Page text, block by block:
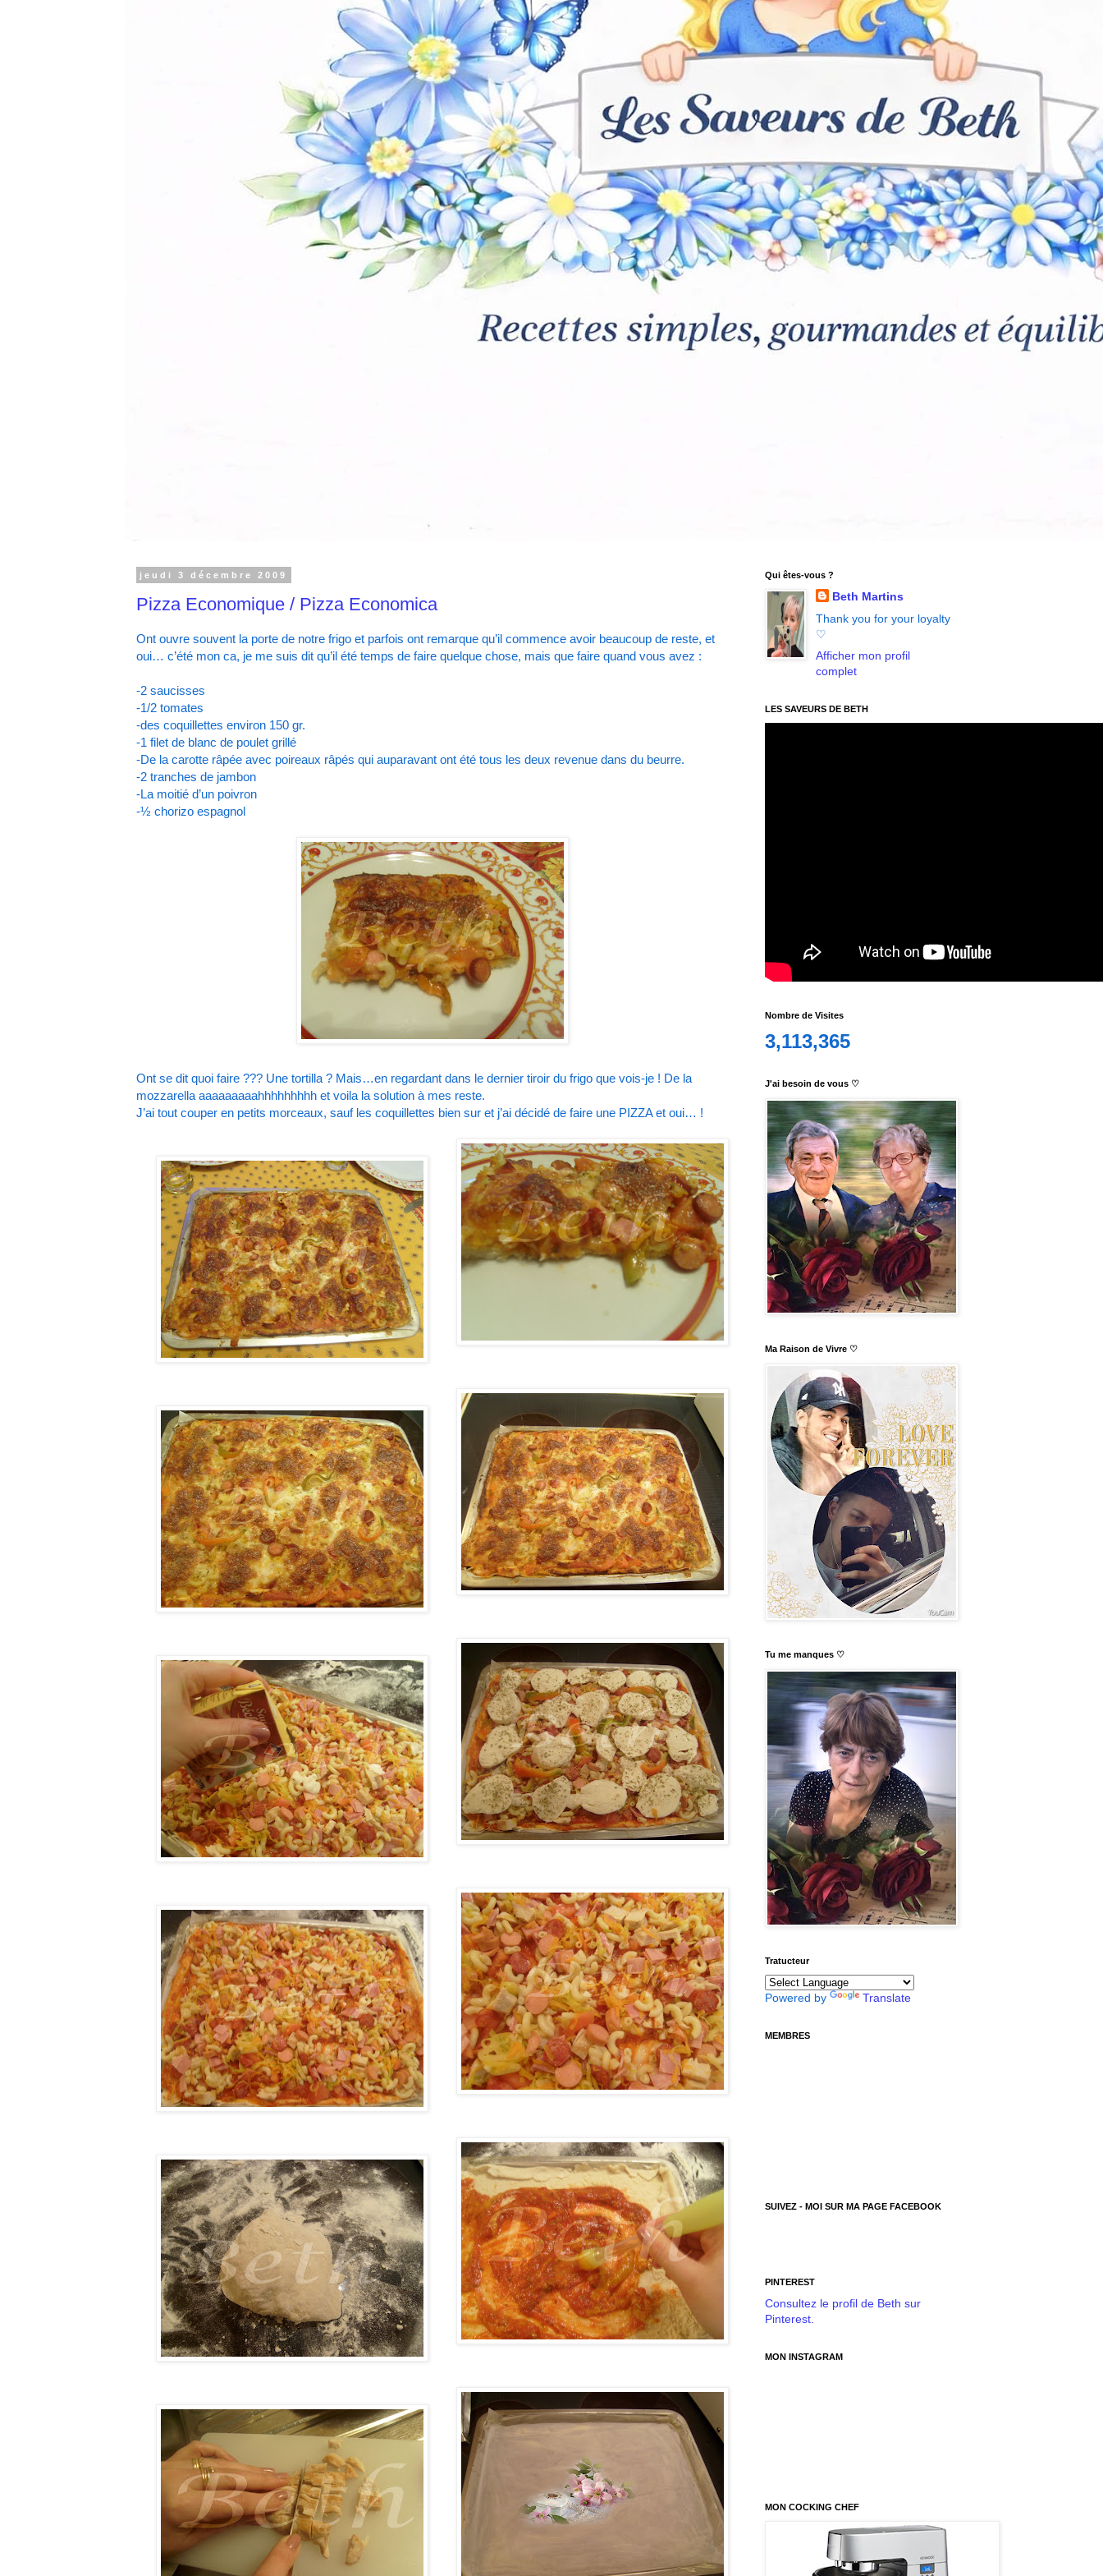
jeudi 3 décembre 2009
Pizza Economique / Pizza Economica
Ont ouvre souvent la porte de notre frigo et parfois ont remarque qu’il commence avoir beaucoup de reste, et
oui… c’été mon ca, je me suis dit qu’il été temps de faire quelque chose, mais que faire quand vous avez :
-2 saucisses
-1/2 tomates
-des coquillettes environ 150 gr.
-1 filet de blanc de poulet grillé
-De la carotte râpée avec poireaux râpés qui auparavant ont été tous les deux revenue dans du beurre.
-2 tranches de jambon
-La moitié d’un poivron
-½ chorizo espagnol
Ont se dit quoi faire ??? Une tortilla ? Mais…en regardant dans le dernier tiroir du frigo que vois-je ! De la
mozzarella aaaaaaaaahhhhhhhhh et voila la solution à mes reste.
J’ai tout couper en petits morceaux, sauf les coquillettes bien sur et j’ai décidé de faire une PIZZA et oui… !
Qui êtes-vous ?
Beth Martins
Thank you for your loyalty
♡
Afficher mon profil
complet
LES SAVEURS DE BETH
Nombre de Visites
3,113,365
J'ai besoin de vous ♡
Ma Raison de Vivre ♡
Tu me manques ♡
Tratucteur
Powered by Translate
MEMBRES
SUIVEZ - MOI SUR MA PAGE FACEBOOK
PINTEREST
Consultez le profil de Beth sur
Pinterest.
MON INSTAGRAM
MON COCKING CHEF